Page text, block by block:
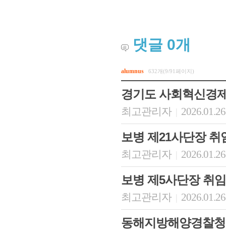
댓글 0개
alumnus 632개(9/91페이지)
경기도 사회혁신경
최고관리자
보병 제21사단장 취
최고관리자
보병 제5사단장 취임
최고관리자
동해지방해양경찰